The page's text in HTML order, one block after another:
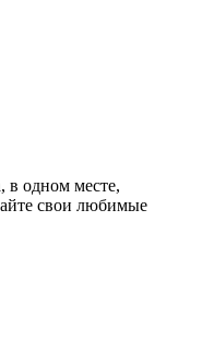
в одном месте,
свои любимые